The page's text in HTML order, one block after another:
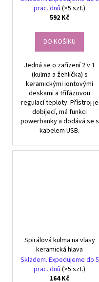
prac. dnů (>5 szt.)
592 Kč
DO KOŠÍKU
Jedná se o zařízení 2 v 1
(kulma a žehlička) s
keramickými iontovými
deskami a třífázovou
regulací teploty. Přístroj je
dobíjecí, má funkci
powerbanky a dodává se s
kabelem USB.
Spirálová kulma na vlasy
keramická hlava
Skladem. Expedujeme do 5
prac. dnů (>5 szt.)
164 Kč